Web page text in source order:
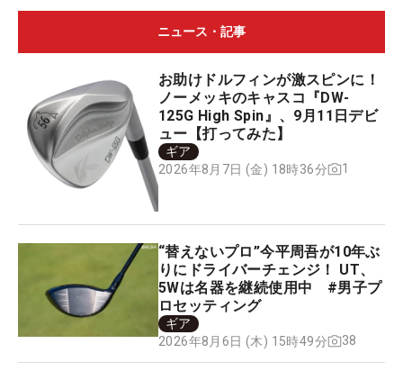
ニュース・記事
お助けドルフィンが激スピンに！
ノーメッキのキャスコ『DW-
125G High Spin』、9月11日デビ
ュー【打ってみた】
ギア
2026年8月7日 (金) 18時36分
1
“替えないプロ”今平周吾が10年ぶ
りにドライバーチェンジ！ UT、
5Wは名器を継続使用中 #男子プ
ロセッティング
ギア
2026年8月6日 (木) 15時49分
38